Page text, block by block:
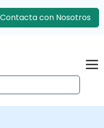
Contacta con Nosotros